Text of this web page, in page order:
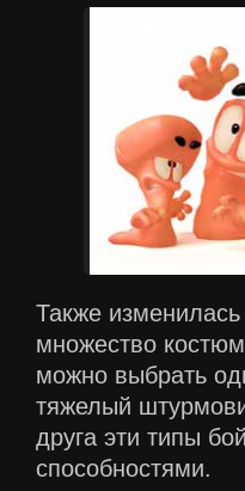
Также
множество
можно выбрать
тяжелый
друга эти типы
способностями.